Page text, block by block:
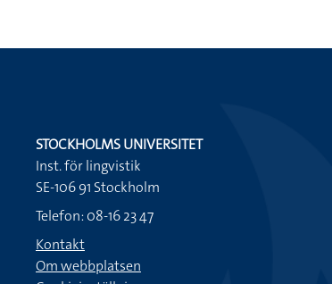
STOCKHOLMS UNIVERSITET
Inst. för lingvistik
SE-106 91 Stockholm
Telefon: 08-16 23 47
Kontakt
Om webbplatsen